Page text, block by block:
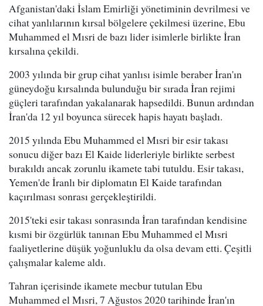
Afganistan'daki İslam Emirliği yönetiminin devrilmesi ve
cihat yanlılarının kırsal bölgelere çekilmesi üzerine, Ebu
Muhammed el Mısri de bazı lider isimlerle birlikte İran
kırsalına çekildi.
2003 yılında bir grup cihat yanlısı isimle beraber İran'ın
güneydoğu kırsalında bulunduğu bir sırada İran rejimi
güçleri tarafından yakalanarak hapsedildi. Bunun ardından
İran'da 12 yıl boyunca sürecek hapis hayatı başladı.
2015 yılında Ebu Muhammed el Mısri bir esir takası
sonucu diğer bazı El Kaide liderleriyle birlikte serbest
bırakıldı ancak zorunlu ikamete tabi tutuldu. Esir takası,
Yemen'de İranlı bir diplomatın El Kaide tarafından
kaçırılması sonrası gerçekleştirildi.
2015'teki esir takası sonrasında İran tarafından kendisine
kısmi bir özgürlük tanınan Ebu Muhammed el Mısri
faaliyetlerine düşük yoğunluklu da olsa devam etti. Çeşitli
çalışmalar kaleme aldı.
Tahran içerisinde ikamete mecbur tutulan Ebu
Muhammed el Mısri, 7 Ağustos 2020 tarihinde İran'ın